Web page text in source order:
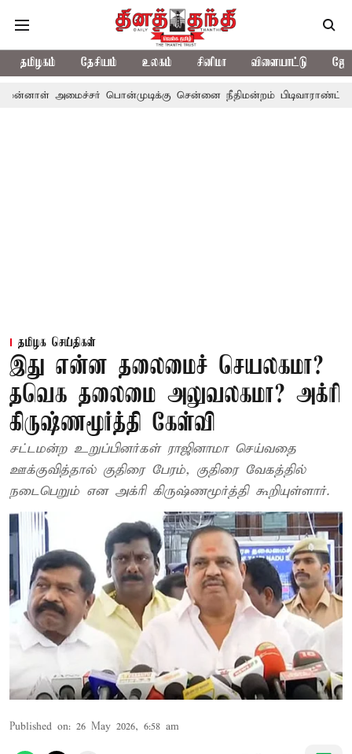
தமிழகம் தேசியம் உலகம் சினிமா விளையாட்டு
பொன்முடிக்கு சென்னை நீதிமன்றம் பிடிவாராண்ட்
தமிழக செய்திகள்
இது என்ன தலைமைச் செயலகமா?
தவெக தலைமை அலுவலகமா? அக்ரி
கிருஷ்ணமூர்த்தி கேள்வி
சட்டமன்ற உறுப்பினர்கள் ராஜினாமா செய்வதை
ஊக்குவித்தால் குதிரை பேரம், குதிரை வேகத்தில்
நடைபெறும் என அக்ரி கிருஷ்ணமூர்த்தி கூறியுள்ளார்.
Published on: 26 May 2026, 6:58 am